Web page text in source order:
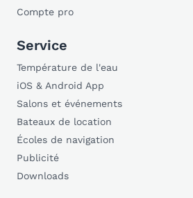
Compte pro
Service
Température de l'eau
iOS & Android App
Salons et événements
Bateaux de location
Écoles de navigation
Publicité
Downloads